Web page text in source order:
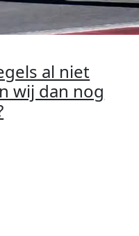
al niet
wij dan nog